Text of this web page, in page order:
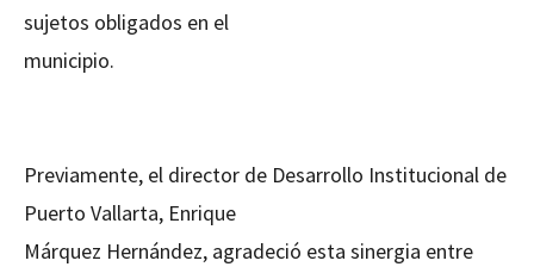
sujetos obligados en el
municipio.
Previamente, el director de Desarrollo Institucional de
Puerto Vallarta, Enrique
Márquez Hernández, agradeció esta sinergia entre